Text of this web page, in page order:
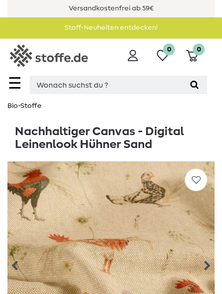
Versandkostenfrei ab 59€
Stoff-Neuheiten entdecken!
☰
0 0
Bio-Stoffe
Nachhaltiger Canvas - Digital
Leinenlook Hühner Sand